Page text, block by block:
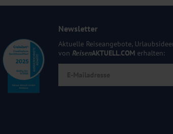
Newsletter
Aktuelle Reiseangebote,
von ReisenAKTUELL.COM erhalten: